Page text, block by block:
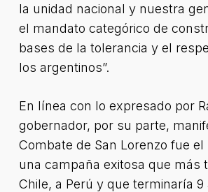
la unidad nacional y nuestra
el mandato categórico de
bases de la tolerancia y el
los argentinos”.
En línea con lo expresado por
gobernador, por su parte,
Combate de San Lorenzo fue
una campaña exitosa que más
Chile, a Perú y que terminaría